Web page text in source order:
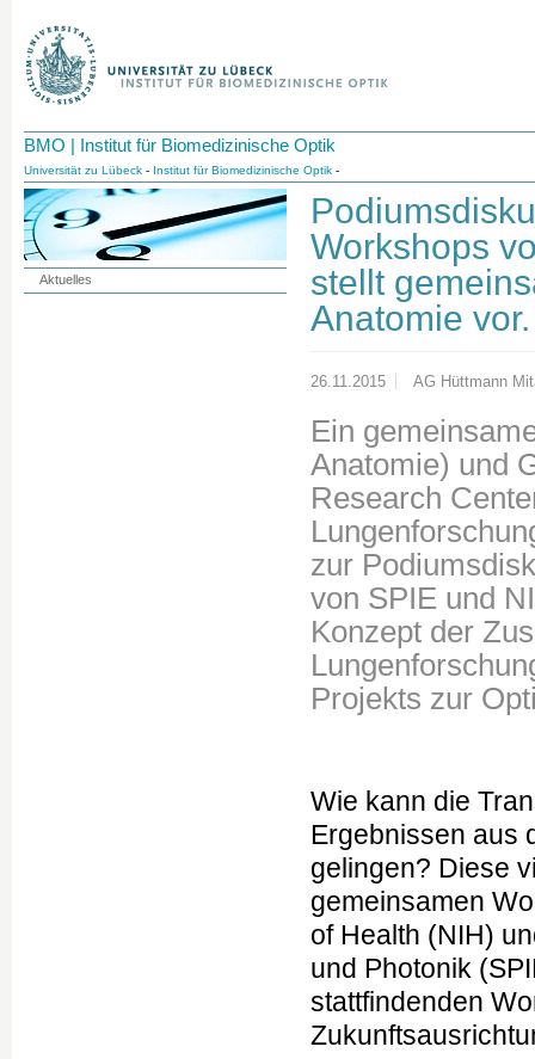
BMO | Institut für Biomedizinische Optik
Universität zu Lübeck - Institut für Biomedizinische Optik -
Workshops
stellt
Anatomie vor.
26.11.2015 AG Hüttmann
Ein
Anatomie) und
Research
zur
von SPIE und
Konzept der
Projekts zur
Wie kann die
Ergebnissen aus
gelingen? Diese
gemeinsamen
of Health (NIH)
und Photonik
stattfindenden
Aktuelles